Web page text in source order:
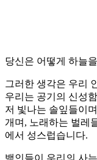
당신은 어떻게 하늘
그러한 생각은 우리
우리는 공기의 신성
저 빛나는 솔잎들이
개며, 노래하는 벌레
에서 성스럽습니다.